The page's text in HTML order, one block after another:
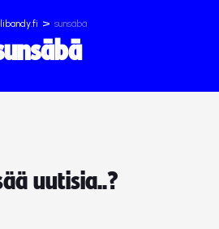
> sunsäbä
uutisia..?